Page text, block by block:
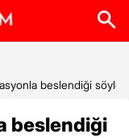
beslendiği
beslendiği